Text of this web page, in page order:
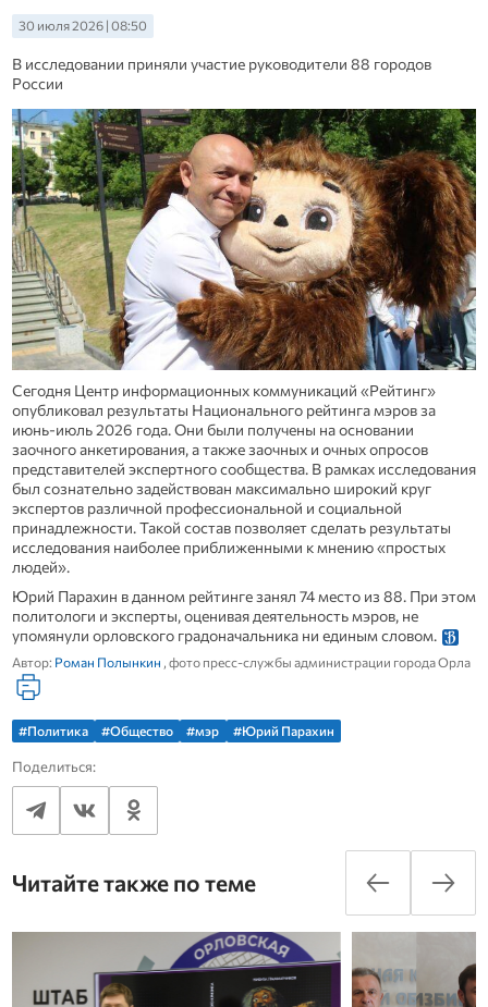
30 июля 2026 | 08:50
В исследовании приняли участие руководители 88 городов
России
Сегодня Центр информационных коммуникаций «Рейтинг»
опубликовал результаты Национального рейтинга мэров за
июнь-июль 2026 года. Они были получены на основании
заочного анкетирования, а также заочных и очных опросов
представителей экспертного сообщества. В рамках исследования
был сознательно задействован максимально широкий круг
экспертов различной профессиональной и социальной
принадлежности. Такой состав позволяет сделать результаты
исследования наиболее приближенными к мнению «простых
людей».
Юрий Парахин в данном рейтинге занял 74 место из 88. При этом
политологи и эксперты, оценивая деятельность мэров, не
упомянули орловского градоначальника ни единым словом.
Автор: Роман Полынкин , фото пресс-службы администрации города Орла
#Политика #Общество #мэр #Юрий Парахин
Поделиться:
Читайте также по теме